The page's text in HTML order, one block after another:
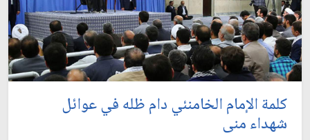
كلمة الإمام الخامنئي دام ظله في عوائل
شهداء منى